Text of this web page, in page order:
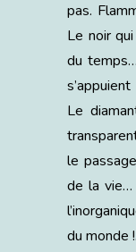
pas.
Le noir
du
Le
le
de la vie…
du monde